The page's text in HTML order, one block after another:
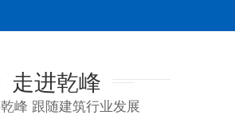
走进乾峰
峰 跟随建筑行业发展